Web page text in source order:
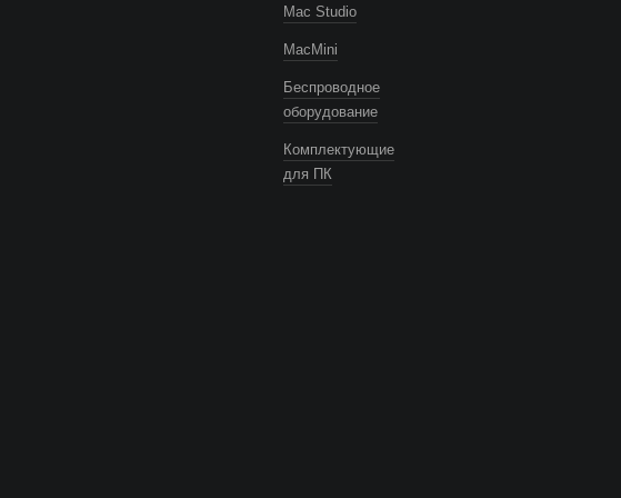
Mac Studio
MacMini
Беспроводное
оборудование
Комплектующие
для ПК